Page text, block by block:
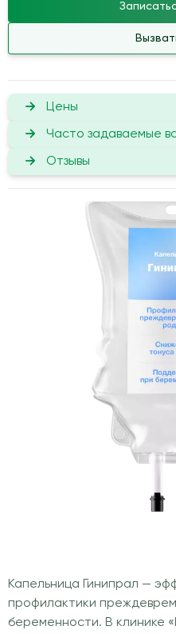
Цены
Часто задаваемые
Отзывы
Капельница Гинипрал —
профилактики
беременности. В клинике